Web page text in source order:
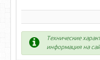
Технические
информация на